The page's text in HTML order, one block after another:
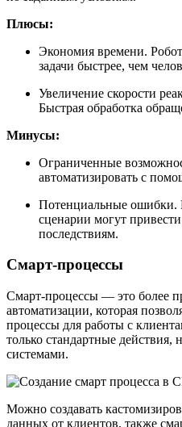
Плюсы:
Экономия времени.
задачи быстрее, чем
Увеличение скорости
Быстрая обработка
Минусы:
Ограниченные
автоматизировать с
Потенциальные ошибки.
сценарии могут
последствиям.
Смарт-процессы
Смарт-процессы — это более
автоматизации, которая
процессы для работы с
только стандартные
системами.
Можно создавать
данных от клиентов, также